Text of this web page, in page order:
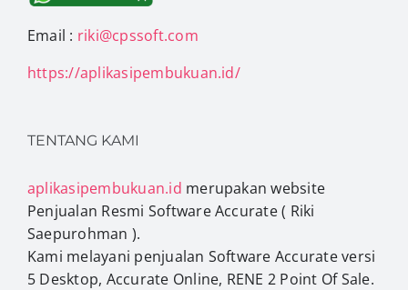
Email : riki@cpssoft.com
https://aplikasipembukuan.id/
TENTANG KAMI
aplikasipembukuan.id merupakan website
Penjualan Resmi Software Accurate ( Riki
Saepurohman ).
Kami melayani penjualan Software Accurate versi
5 Desktop, Accurate Online, RENE 2 Point Of Sale.